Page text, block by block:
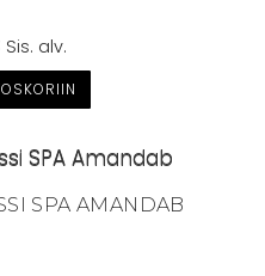
Sis. alv.
SPA AMANDAB